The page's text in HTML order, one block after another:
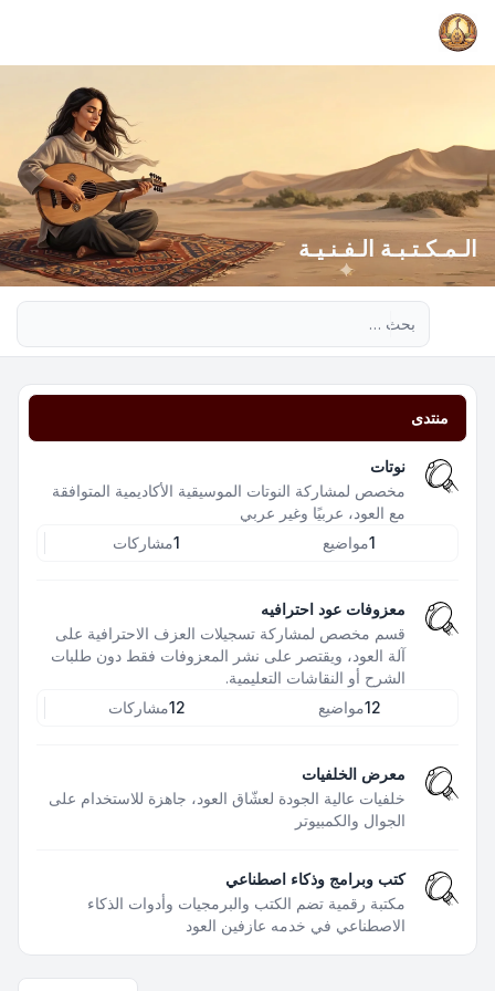
الـمـكـتـبـة الـفـنـيـة
منتدى
نوتات
مخصص لمشاركة النوتات الموسيقية الأكاديمية المتوافقة
مع العود، عربيًا وغير عربي
1مواضيع 1مشاركات
معزوفات عود احترافيه
قسم مخصص لمشاركة تسجيلات العزف الاحترافية على
آلة العود، ويقتصر على نشر المعزوفات فقط دون طلبات
الشرح أو النقاشات التعليمية.
12مواضيع 12مشاركات
معرض الخلفيات
خلفيات عالية الجودة لعشّاق العود، جاهزة للاستخدام على
الجوال والكمبيوتر
كتب وبرامج وذكاء اصطناعي
مكتبة رقمية تضم الكتب والبرمجيات وأدوات الذكاء
الاصطناعي في خدمه عازفين العود